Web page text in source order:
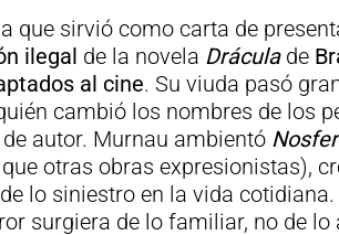
que sirvió como carta de
ilegal de la novela Drácula de
al cine. Su viuda pasó
cambió los nombres de los
autor. Murnau ambientó
otras obras expresionistas),
lo siniestro en la vida
surgiera de lo familiar, no de